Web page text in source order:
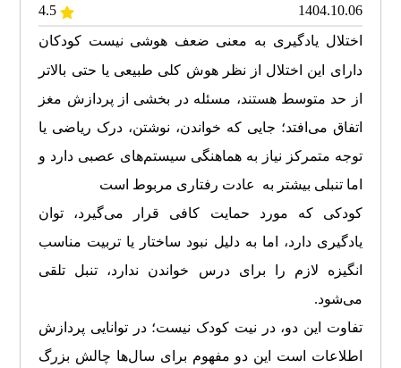
1404.10.06
4.5
اختلال یادگیری به معنی ضعف هوشی نیست کودکان
دارای این اختلال از نظر هوش کلی طبیعی یا حتی بالاتر
از حد متوسط هستند، مسئله در بخشی از پردازش مغز
اتفاق می‌افتد؛ جایی که خواندن، نوشتن، درک ریاضی یا
توجه متمرکز نیاز به هماهنگی سیستم‌های عصبی دارد و
اما تنبلی بیشتر به عادت رفتاری مربوط است
کودکی که مورد حمایت کافی قرار می‌گیرد، توان
یادگیری دارد، اما به دلیل نبود ساختار یا تربیت مناسب
انگیزه لازم را برای درس خواندن ندارد، تنبل تلقی
می‌شود.
تفاوت این دو، در نیت کودک نیست؛ در توانایی پردازش
اطلاعات است
این دو مفهوم برای سال‌ها چالش بزرگ